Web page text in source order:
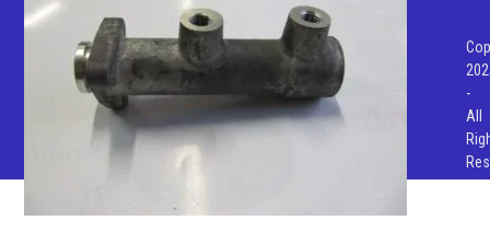
-
All